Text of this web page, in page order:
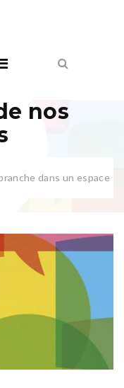
nos
dans un espace